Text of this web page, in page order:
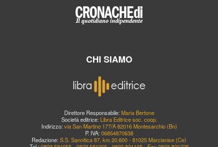
CHI SIAMO
Direttore Responsabile: Maria Bertone
Società editrice: Libra Editrice soc. coop.
Indirizzo: via San Martino 177/A 82016 Montesarchio (Bn)
P. IVA: 06854870638
Redazione: S.S. Sannitica 87, km 20,600 - 81025 Marcianise (Ce)